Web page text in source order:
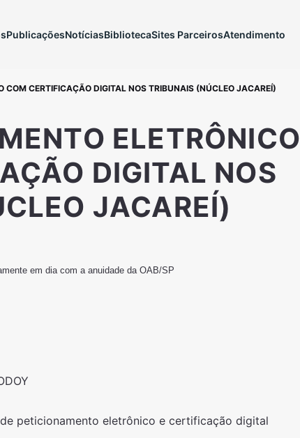
PublicaçõesNotíciasBibliotecaSites ParceirosAtendimento
COM CERTIFICAÇÃO DIGITAL NOS TRIBUNAIS (NÚCLEO JACAREÍ)
ELETRÔNICO
DIGITAL NOS
JACAREÍ)
em dia com a anuidade da OAB/SP
peticionamento eletrônico e certificação digital